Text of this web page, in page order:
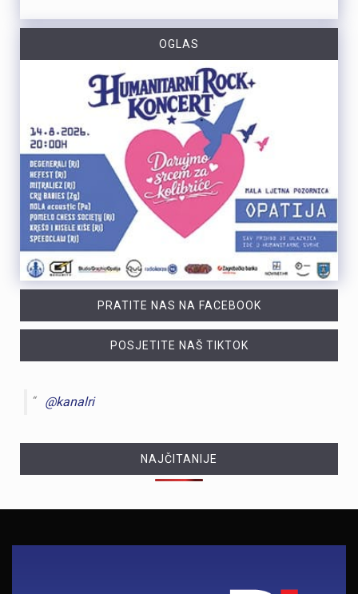
OGLAS
PRATITE NAS NA FACEBOOK
POSJETITE NAŠ TIKTOK
@kanalri
NAJČITANIJE